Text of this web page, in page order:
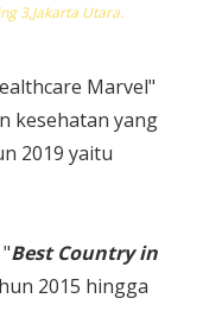
3,Jakarta Utara.
Marvel"
kesehatan yang
2019 yaitu
Best Country in
2015 hingga